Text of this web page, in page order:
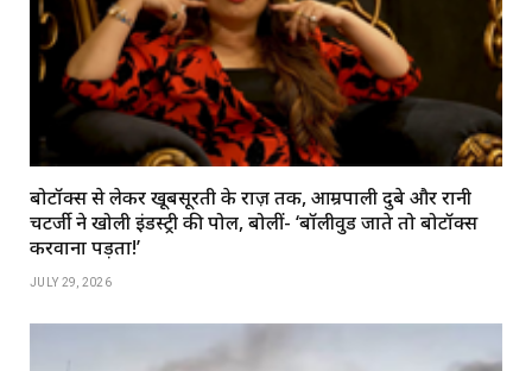
बोटॉक्स से लेकर खूबसूरती के राज़ तक, आम्रपाली दुबे और रानी
चटर्जी ने खोली इंडस्ट्री की पोल, बोलीं- ‘बॉलीवुड जाते तो बोटॉक्स
करवाना पड़ता!’
JULY 29, 2026